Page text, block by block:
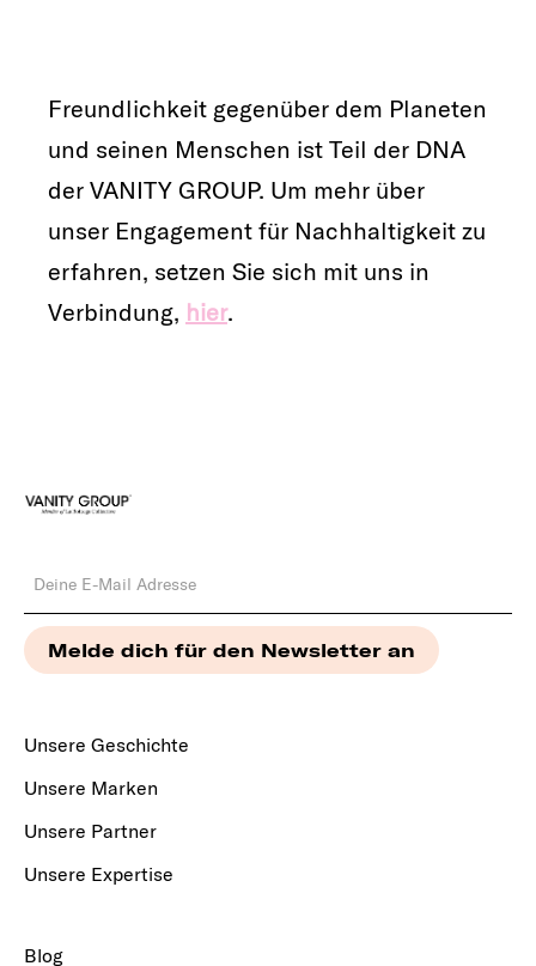
Freundlichkeit gegenüber dem Planeten
und seinen Menschen ist Teil der DNA
der VANITY GROUP. Um mehr über
unser Engagement für Nachhaltigkeit zu
erfahren, setzen Sie sich mit uns in
Verbindung, hier.
Unsere Geschichte
Unsere Marken
Unsere Partner
Unsere Expertise
Blog